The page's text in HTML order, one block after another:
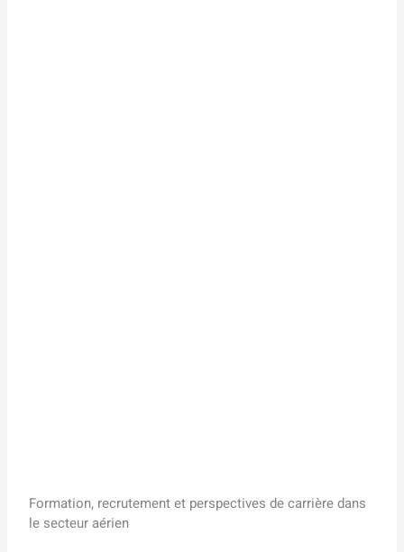
Formation, recrutement et perspectives de carrière dans
le secteur aérien